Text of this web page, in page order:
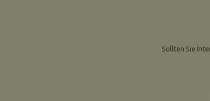
Sollten Sie